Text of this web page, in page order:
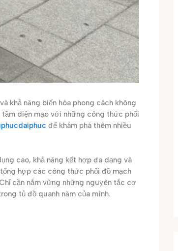
khả năng biến hóa phong cách không
tầm diện mạo với những công thức phối
để khám phá thêm nhiều
cao, khả năng kết hợp đa dạng và
hợp các công thức phối đồ mạch
cần nắm vững những nguyên tắc cơ
tủ đồ quanh năm của mình.